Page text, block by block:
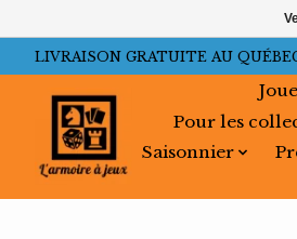
LIVRAISON GRATUITE AU
Pour les
Saisonnier